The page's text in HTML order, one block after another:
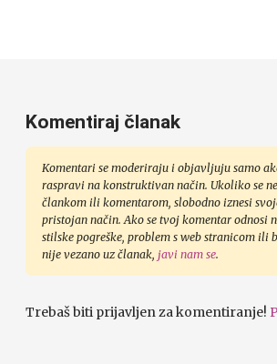
Komentiraj članak
Komentari se moderiraju i objavljuju samo
raspravi na konstruktivan način. Ukoliko se
člankom ili komentarom, slobodno iznesi
pristojan način. Ako se tvoj komentar odnosi
stilske pogreške, problem s web stranicom ili
nije vezano uz članak, javi nam se.
Trebaš biti prijavljen za komentiranje!